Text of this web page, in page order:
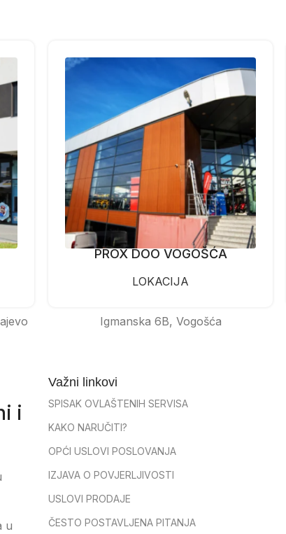
PROX DOO VOGOŠĆA
LOKACIJA
Igmanska 6B, Vogošća
i
u
Važni linkovi
SPISAK OVLAŠTENIH SERVISA
KAKO NARUČITI?
OPĆI USLOVI POSLOVANJA
IZJAVA O POVJERLJIVOSTI
USLOVI PRODAJE
ČESTO POSTAVLJENA PITANJA